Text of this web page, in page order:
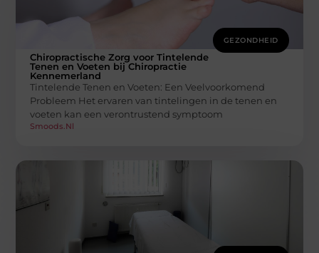
GEZONDHEID
Chiropractische Zorg voor Tintelende
Tenen en Voeten bij Chiropractie
Kennemerland
Tintelende Tenen en Voeten: Een Veelvoorkomend
Probleem Het ervaren van tintelingen in de tenen en
voeten kan een verontrustend symptoom
Smoods.nl